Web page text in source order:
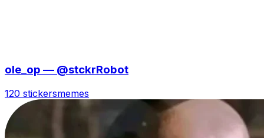
ole_op — @stckrRobot
120 stickersmemes